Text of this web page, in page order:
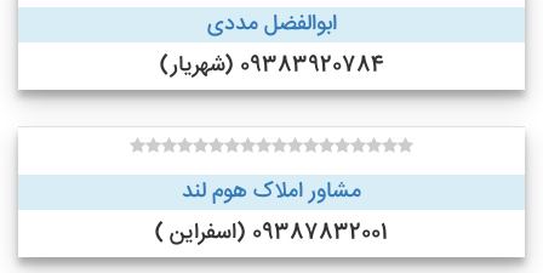
ابوالفضل مددی
09383920784 (شهریار)
مشاور املاک هوم لند
09387832001 (اسفراین )